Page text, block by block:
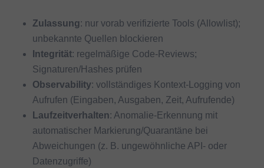
Zulassung: nur vorab verifizierte Tools (Allowlist);
unbekannte Quellen blockieren
Integrität: regelmäßige Code-Reviews;
Signaturen/Hashes prüfen
Observability: vollständiges Kontext-Logging von
Aufrufen (Eingaben, Ausgaben, Zeit, Aufrufende)
Laufzeitverhalten: Anomalie-Erkennung mit
automatischer Markierung/Quarantäne bei
Abweichungen (z. B. ungewöhnliche API- oder
Datenzugriffe)